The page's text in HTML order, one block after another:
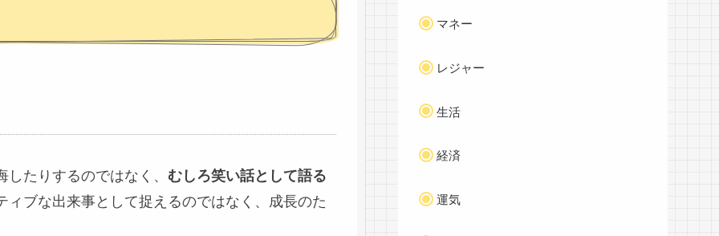
たりするのではなく、 むしろ笑い話として語る
ブな出来事として捉えるのではなく、成長のた
マネー
レジャー
生活
経済
運気